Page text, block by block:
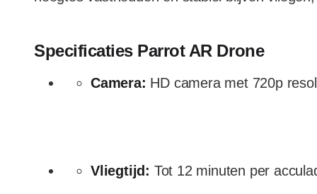
Specificaties Parrot AR Drone
Camera: HD camera met 720p
Vliegtijd: Tot 12 minuten per